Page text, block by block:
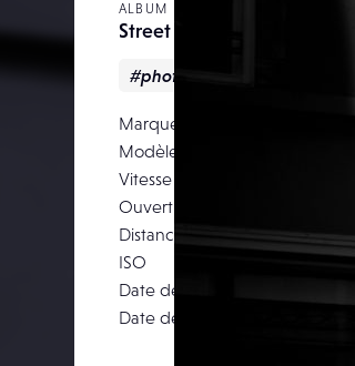
ALBUM
Street
#photoderue
Marque
Modèle
Vitesse d’obturation
Ouverture
Distance focale
ISO
Date de prise de vue
Date de publication